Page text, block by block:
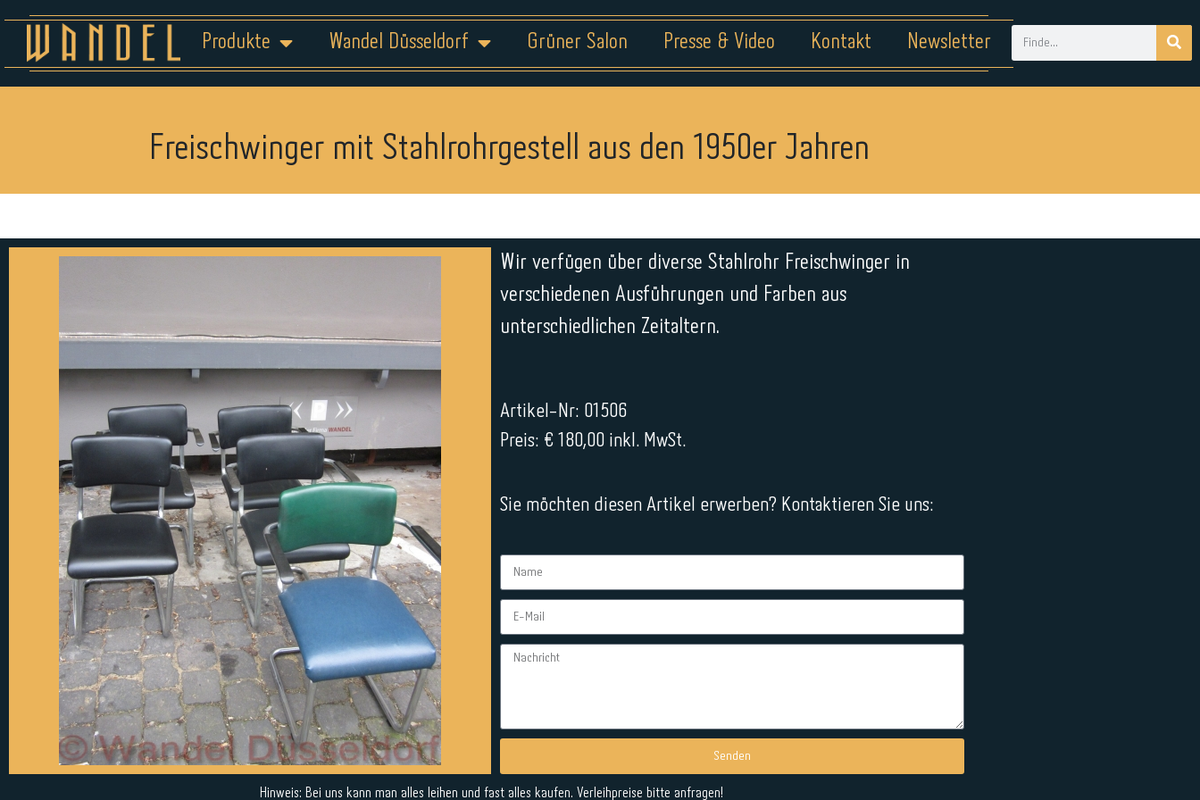
Produkte Wandel Düsseldorf Grüner Salon Presse & Video Kontakt Newsletter
Freischwinger mit Stahlrohrgestell aus den 1950er Jahren
Wir verfügen über diverse Stahlrohr Freischwinger in
verschiedenen Ausführungen und Farben aus
unterschiedlichen Zeitaltern.
Artikel-Nr: 01506
Preis: € 180,00 inkl. MwSt.
Sie möchten diesen Artikel erwerben? Kontaktieren Sie uns:
Senden
Alternative:
Hinweis: Bei uns kann man alles leihen und fast alles kaufen. Verleihpreise bitte anfragen!